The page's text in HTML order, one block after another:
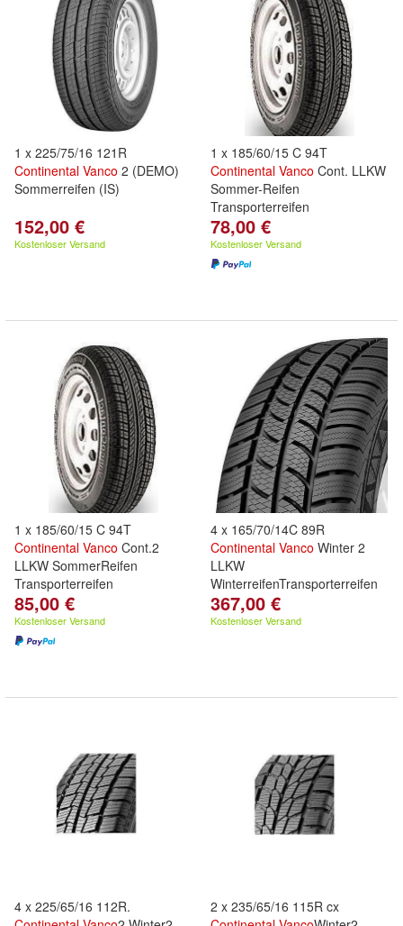
1 x 225/75/16 121R
Continental Vanco 2 (DEMO)
Sommerreifen (IS)
152,00 €
Kostenloser Versand
1 x 185/60/15 C 94T
Continental Vanco Cont. LLKW
Sommer-Reifen
Transporterreifen
78,00 €
Kostenloser Versand
1 x 185/60/15 C 94T
Continental Vanco Cont.2
LLKW SommerReifen
Transporterreifen
85,00 €
Kostenloser Versand
4 x 165/70/14C 89R
Continental Vanco Winter 2
LLKW
WinterreifenTransporterreifen
367,00 €
Kostenloser Versand
4 x 225/65/16 112R.
2 x 235/65/16 115R cx